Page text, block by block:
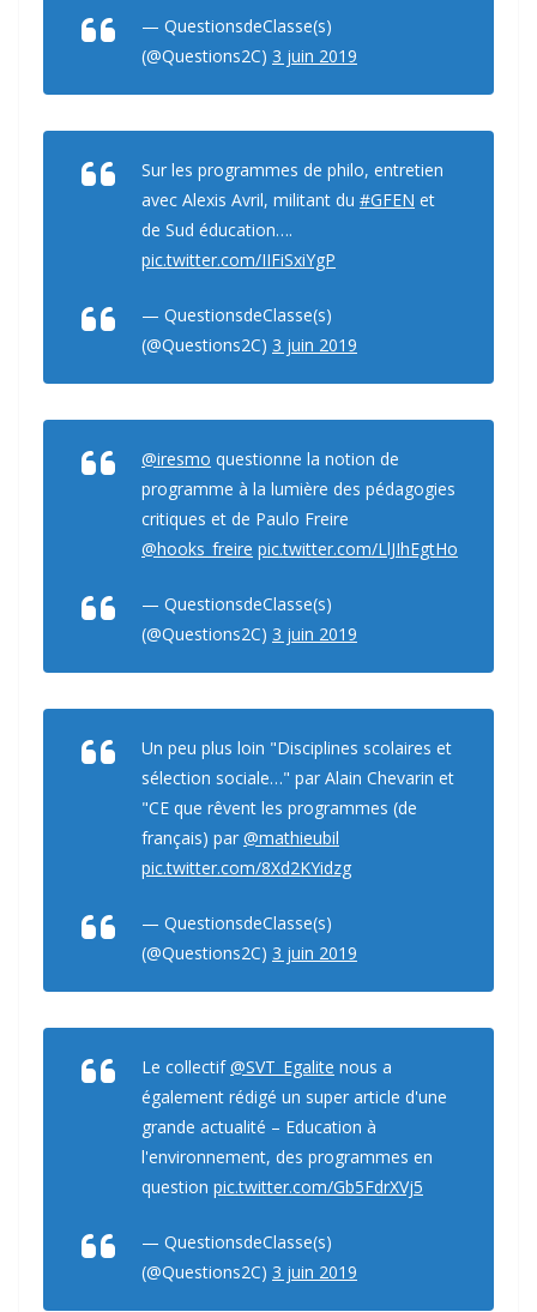
— QuestionsdeClasse(s)
(@Questions2C) 3 juin 2019
Sur les programmes de philo, entretien
avec Alexis Avril, militant du #GFEN et
de Sud éducation….
pic.twitter.com/IIFiSxiYgP
— QuestionsdeClasse(s)
(@Questions2C) 3 juin 2019
@iresmo questionne la notion de
programme à la lumière des pédagogies
critiques et de Paulo Freire
@hooks_freire pic.twitter.com/LlJIhEgtHo
— QuestionsdeClasse(s)
(@Questions2C) 3 juin 2019
Un peu plus loin "Disciplines scolaires et
sélection sociale…" par Alain Chevarin et
"CE que rêvent les programmes (de
français) par @mathieubil
pic.twitter.com/8Xd2KYidzg
— QuestionsdeClasse(s)
(@Questions2C) 3 juin 2019
Le collectif@SVT_Egalite nous a
également rédigé un super article d'une
grande actualité – Education à
l'environnement, des programmes en
question pic.twitter.com/Gb5FdrXVj5
— QuestionsdeClasse(s)
(@Questions2C) 3 juin 2019